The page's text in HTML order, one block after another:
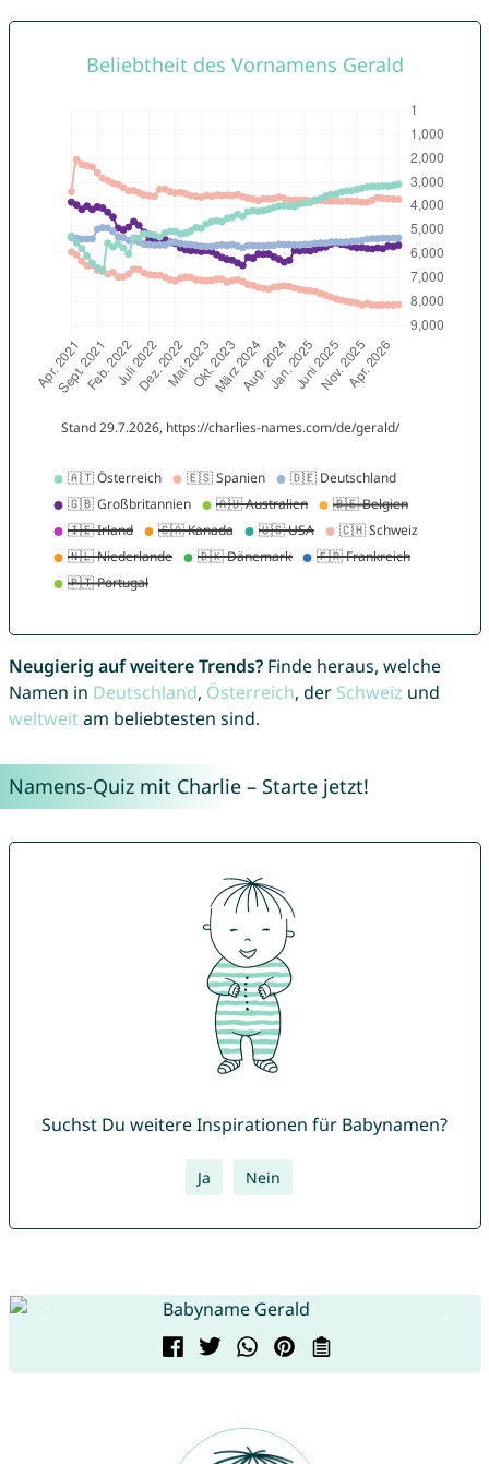
Neugierig auf weitere Trends?Finde heraus, welche
Namen in Deutschland, Österreich, der Schweiz und
weltweitam beliebtesten sind.
Namens-Quiz mit Charlie – Starte jetzt!
Suchst Du weitere Inspirationen für Babynamen?
Ja Nein